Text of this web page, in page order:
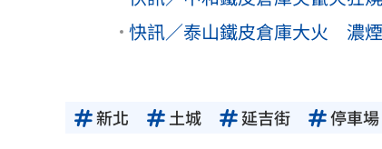
快訊／泰山鐵皮倉庫大火 濃
新北 土城 延吉街 停車場